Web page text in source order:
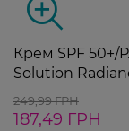
Крем SPF 50+/
Solution
249,99 ГРН
187,49 ГРН